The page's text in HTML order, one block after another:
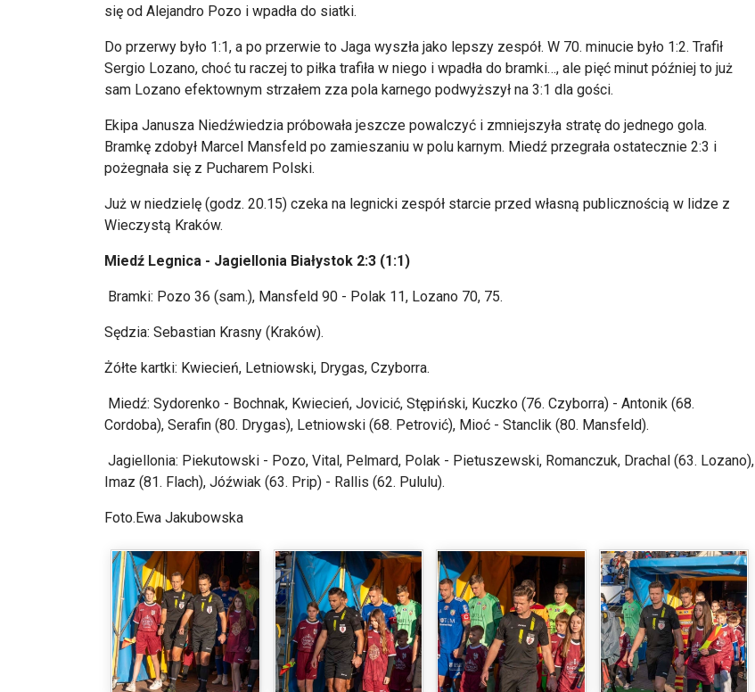
się od Alejandro Pozo i wpadła do siatki.
Do przerwy było 1:1, a po przerwie to Jaga wyszła jako lepszy zespół. W 70. minucie było 1:2. Trafił
Sergio Lozano, choć tu raczej to piłka trafiła w niego i wpadła do bramki…, ale pięć minut później to już
sam Lozano efektownym strzałem zza pola karnego podwyższył na 3:1 dla gości.
Ekipa Janusza Niedźwiedzia próbowała jeszcze powalczyć i zmniejszyła stratę do jednego gola.
Bramkę zdobył Marcel Mansfeld po zamieszaniu w polu karnym. Miedź przegrała ostatecznie 2:3 i
pożegnała się z Pucharem Polski.
Już w niedzielę (godz. 20.15) czeka na legnicki zespół starcie przed własną publicznością w lidze z
Wieczystą Kraków.
Miedź Legnica - Jagiellonia Białystok 2:3 (1:1)
Bramki: Pozo 36 (sam.), Mansfeld 90 - Polak 11, Lozano 70, 75.
Sędzia: Sebastian Krasny (Kraków).
Żółte kartki: Kwiecień, Letniowski, Drygas, Czyborra.
Miedź: Sydorenko - Bochnak, Kwiecień, Jovicić, Stępiński, Kuczko (76. Czyborra) - Antonik (68.
Cordoba), Serafin (80. Drygas), Letniowski (68. Petrović), Mioć - Stanclik (80. Mansfeld).
Jagiellonia: Piekutowski - Pozo, Vital, Pelmard, Polak - Pietuszewski, Romanczuk, Drachal (63. Lozano),
Imaz (81. Flach), Jóźwiak (63. Prip) - Rallis (62. Pululu).
Foto.Ewa Jakubowska